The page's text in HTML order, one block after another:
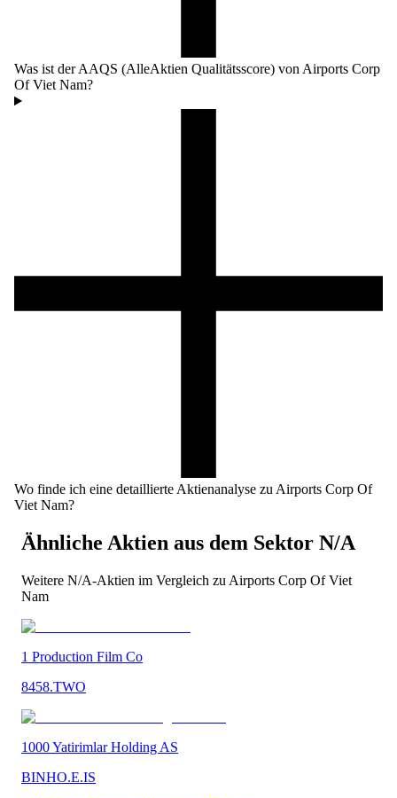
Was ist der AAQS (AlleAktien Qualitätsscore) von Airports Corp
Of Viet Nam?
Wo finde ich eine detaillierte Aktienanalyse zu Airports Corp Of
Viet Nam?
Ähnliche Aktien aus dem Sektor N/A
Weitere N/A-Aktien im Vergleich zu Airports Corp Of Viet
Nam
1 Production Film Co
8458.TWO
1000 Yatirimlar Holding AS
BINHO.E.IS